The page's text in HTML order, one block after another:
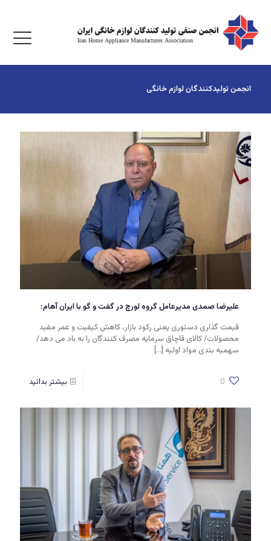
انجمن تولیدکنندگان لوازم خانگی
علیرضا صمدی مدیرعامل گروه لورچ در گفت و گو با ایران آهام:
قیمت گذاری دستوری یعنی رکود بازار، کاهش کیفیت و عمر مفید
محصولات/ کالای قاچاق سرمایه مصرف کنندگان را به باد می دهد/
سهمیه بندی مواد اولیه […]
0 بیشتر بدانید